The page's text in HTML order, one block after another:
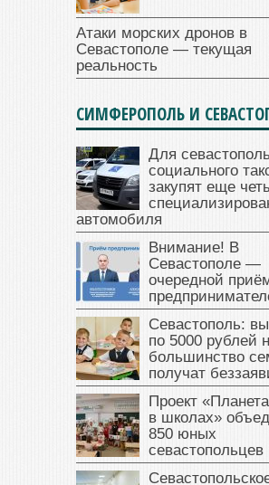
Атаки морских дронов в
Севастополе — текущая
реальность
СИМФЕРОПОЛЬ И
Для
социального
закупят еще
автомобиля
Внимание! В
Севастополе —
очередной
Севастополь:
по 5000 рублей
большинство
получат
Проект
в школах»
850 юных
севастопольцев